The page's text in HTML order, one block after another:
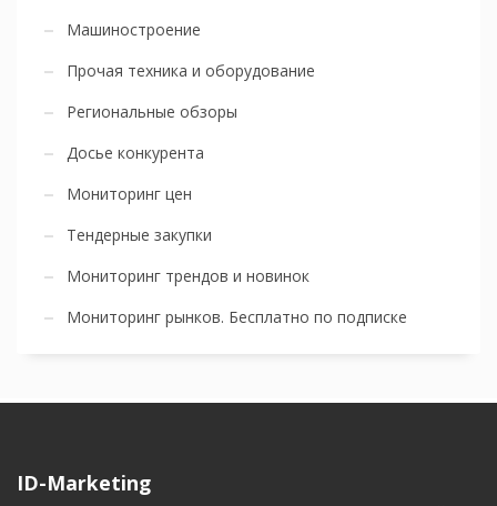
Машиностроение
Прочая техника и оборудование
Региональные обзоры
Досье конкурента
Мониторинг цен
Тендерные закупки
Мониторинг трендов и новинок
Мониторинг рынков. Бесплатно по подписке
ID-Marketing